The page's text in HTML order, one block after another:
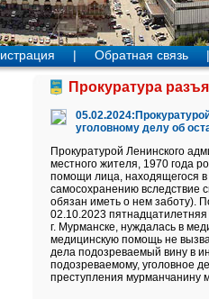
| Обратная связь |
Прокуратура
уголовному делу об
Прокуратурой Ленинского
местного жителя, 1970 года
помощи лица, находящегося
самосохранению вследствие
обязан иметь о нем заботу).
02.10.2023 пятнадцатилетняя
г. Мурманске, нуждалась в
медицинскую помощь не
дела подозреваемый вину в
подозреваемому, уголовное
преступления мурманчанину